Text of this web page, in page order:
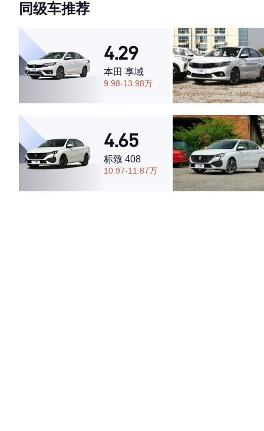
·外观表现一般，低于53%同级车
·空间表现较为优秀，优于79%同级车
同级车推荐
4.29
本田 享域
9.98-13.98万
4.65
标致 408
10.97-11.87万